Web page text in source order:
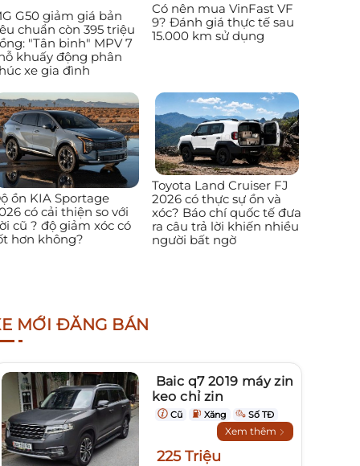
G50 giảm giá bản
chuẩn còn 395 triệu
"Tân binh" MPV 7
khuấy động phân
xe gia đình
Có nên mua VinFast VF
9? Đánh giá thực tế sau
15.000 km sử dụng
ồn KIA Sportage
có cải thiện so với
cũ ? độ giảm xóc có
hơn không?
Toyota Land Cruiser FJ
2026 có thực sự ồn và
xóc? Báo chí quốc tế đưa
ra câu trả lời khiến nhiều
người bất ngờ
MỚI ĐĂNG BÁN
Baic q7 2019 máy zin
keo chỉ zin
Cũ Xăng Số TĐ
Xem thêm
225 Triệu